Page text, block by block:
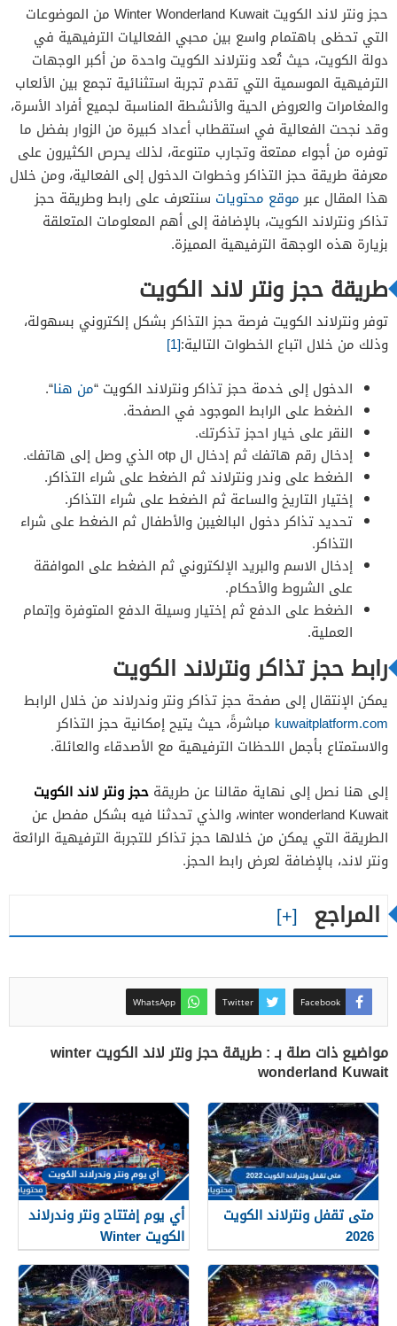
حجز ونتر لاند الكويت Winter Wonderland Kuwait من الموضوعات
التي تحظى باهتمام واسع بين محبي الفعاليات الترفيهية في
دولة الكويت، حيث تُعد ونترلاند الكويت واحدة من أكبر الوجهات
الترفيهية الموسمية التي تقدم تجربة استثنائية تجمع بين الألعاب
والمغامرات والعروض الحية والأنشطة المناسبة لجميع أفراد الأسرة،
وقد نجحت الفعالية في استقطاب أعداد كبيرة من الزوار بفضل ما
توفره من أجواء ممتعة وتجارب متنوعة، لذلك يحرص الكثيرون على
معرفة طريقة حجز التذاكر وخطوات الدخول إلى الفعالية، ومن خلال
هذا المقال عبرموقع محتويات سنتعرف على رابط وطريقة حجز
تذاكر ونترلاند الكويت، بالإضافة إلى أهم المعلومات المتعلقة
بزيارة هذه الوجهة الترفيهية المميزة.
طريقة حجز ونتر لاند الكويت
توفر ونترلاند الكويت فرصة حجز التذاكر بشكل إلكتروني بسهولة،
وذلك من خلال اتباع الخطوات التالية:[1]
الدخول إلى خدمة حجز تذاكر ونترلاند الكويت “من هنا“.
الضغط على الرابط الموجود في الصفحة.
النقر على خيار احجز تذكرتك.
إدخال رقم هاتفك ثم إدخال ال otp الذي وصل إلى هاتفك.
الضغط على وندر ونترلاند ثم الضغط على شراء التذاكر.
إختيار التاريخ والساعة ثم الضغط على شراء التذاكر.
تحديد تذاكر دخول البالغيبن والأطفال ثم الضغط على شراء
التذاكر.
إدخال الاسم والبريد الإلكتروني ثم الضغط على الموافقة
على الشروط والأحكام.
الضغط على الدفع ثم إختيار وسيلة الدفع المتوفرة وإتمام
العملية.
رابط حجز تذاكر ونترلاند الكويت
يمكن الإنتقال إلى صفحة حجز تذاكر ونتر وندرلاند من خلال الرابط
kuwaitplatform.com مباشرةً، حيث يتيح إمكانية حجز التذاكر
والاستمتاع بأجمل اللحظات الترفيهية مع الأصدقاء والعائلة.
إلى هنا نصل إلى نهاية مقالنا عن طريقة حجز ونتر لاند الكويت
winter wonderland Kuwait، والذي تحدثنا فيه بشكل مفصل عن
الطريقة التي يمكن من خلالها حجز تذاكر للتجربة الترفيهية الرائعة
ونتر لاند، بالإضافة لعرض رابط الحجز.
المراجع
Facebook
Twitter
WhatsApp
مواضيع ذات صلة بـ : طريقة حجز ونتر لاند الكويت winter
wonderland Kuwait
متى تقفل ونترلاند الكويت
2026
أي يوم إفتتاح ونتر وندرلاند
الكويت Winter
Wonderland Kuwait 2026